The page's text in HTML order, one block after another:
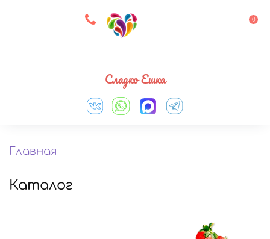
8 927 083 33 05 0
Сладко Ешка
Главная
Каталог